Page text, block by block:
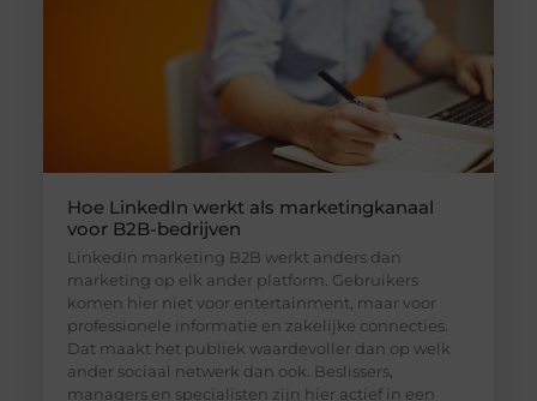
Hoe LinkedIn werkt als marketingkanaal
voor B2B-bedrijven
LinkedIn marketing B2B werkt anders dan
marketing op elk ander platform. Gebruikers
komen hier niet voor entertainment, maar voor
professionele informatie en zakelijke connecties.
Dat maakt het publiek waardevoller dan op welk
ander sociaal netwerk dan ook. Beslissers,
managers en specialisten zijn hier actief in een